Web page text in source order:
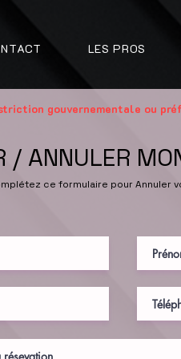
LES PROS
gouvernementale ou
/ ANNULER
ce formulaire pour Annuler